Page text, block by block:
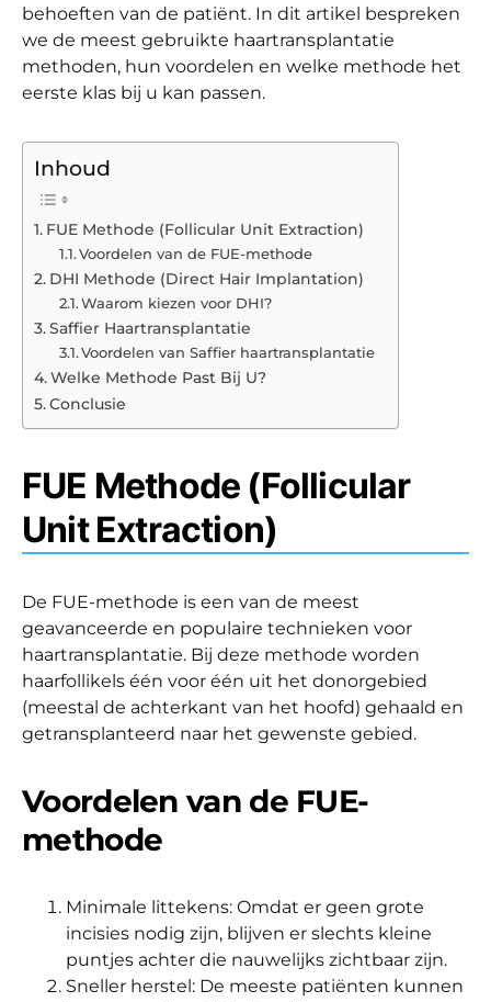
behoeften van de patiënt. In dit artikel bespreken
we de meest gebruikte haartransplantatie
methoden, hun voordelen en welke methode het
eerste klas bij u kan passen.
Inhoud
FUE Methode (Follicular Unit Extraction)
Voordelen van de FUE-methode
DHI Methode (Direct Hair Implantation)
Waarom kiezen voor DHI?
Saffier Haartransplantatie
Voordelen van Saffier haartransplantatie
Welke Methode Past Bij U?
Conclusie
FUE Methode (Follicular
Unit Extraction)
De FUE-methode is een van de meest
geavanceerde en populaire technieken voor
haartransplantatie. Bij deze methode worden
haarfollikels één voor één uit het donorgebied
(meestal de achterkant van het hoofd) gehaald en
getransplanteerd naar het gewenste gebied.
Voordelen van de FUE-
methode
Minimale littekens: Omdat er geen grote
incisies nodig zijn, blijven er slechts kleine
puntjes achter die nauwelijks zichtbaar zijn.
Sneller herstel: De meeste patiënten kunnen